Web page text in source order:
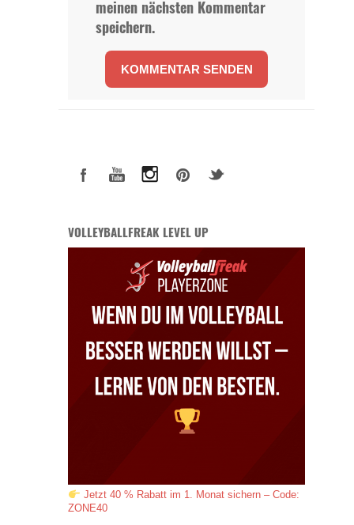
meinen nächsten Kommentar
speichern.
VOLLEYBALLFREAK LEVEL UP
Jetzt 40 % Rabatt im 1. Monat sichern – Code:
ZONE40